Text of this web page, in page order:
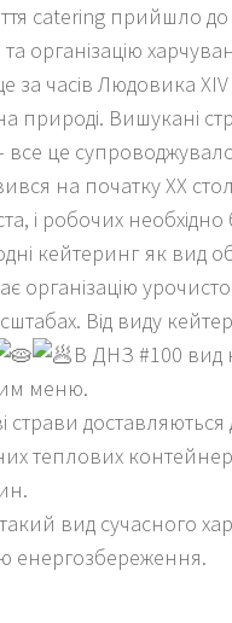
catering прийшло до
та організацію
за часів Людовика
природі. Вишукані
все це
на початку ХХ
і робочих
кейтеринг як вид
організацію
Від виду
В ДНЗ #100 вид
меню.
страви
теплових
вид сучасного
енергозбереження.